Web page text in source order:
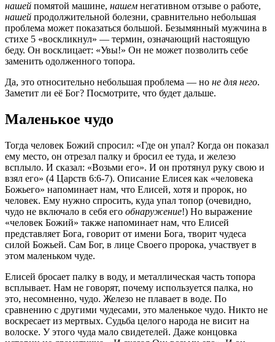
нашей помятой машине, нашем негативном отзыве о работе,
нашей продолжительной болезни, сравнительно небольшая
проблема может показаться большой. Безымянный мужчина в
стихе 5 «воскликнул» — термин, означающий настоящую
беду. Он восклицает: «Увы!» Он не может позволить себе
заменить одолженного топора.
Да, это относительно небольшая проблема — но не для него.
Заметит ли её Бог? Посмотрите, что будет дальше.
Маленькое чудо
Тогда человек Божий спросил: «Где он упал? Когда он показал
ему место, он отрезал палку и бросил ее туда, и железо
всплыло. И сказал: «Возьми его». И он протянул руку свою и
взял его» (4 Царств 6:6-7). Описание Елисея как «человека
Божьего» напоминает нам, что Елисей, хотя и пророк, но
человек. Ему нужно спросить, куда упал топор (очевидно,
чудо не включало в себя его обнаружение!) Но выражение
«человек Божий» также напоминает нам, что Елисей
представляет Бога, говорит от имени Бога, творит чудеса
силой Божьей. Сам Бог, в лице Своего пророка, участвует в
этом маленьком чуде.
Елисей бросает палку в воду, и металлическая часть топора
всплывает. Нам не говорят, почему используется палка, но
это, несомненно, чудо. Железо не плавает в воде. По
сравнению с другими чудесами, это маленькое чудо. Никто не
воскресает из мертвых. Судьба целого народа не висит на
волоске. У этого чуда мало свидетелей. Даже концовка